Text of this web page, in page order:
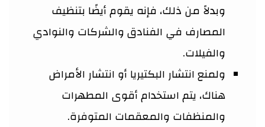
وبدلاً من ذلك، فإنه يقوم أيضًا بتنظيف
المصارف في الفنادق والشركات والنوادي
والفيلات.
ولمنع انتشار البكتيريا أو انتشار الأمراض
هناك، يتم استخدام أقوى المطهرات
والمنظفات والمعقمات المتوفرة.